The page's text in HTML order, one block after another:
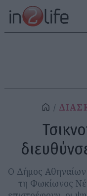
Ο Δήμος Αθηναίων
τη Φωκίωνος